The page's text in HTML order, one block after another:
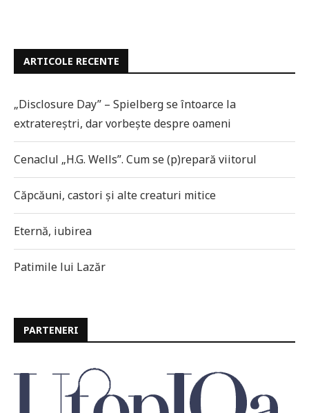
ARTICOLE RECENTE
„Disclosure Day” – Spielberg se întoarce la
extratereștri, dar vorbește despre oameni
Cenaclul „H.G. Wells”. Cum se (p)repară viitorul
Căpcăuni, castori și alte creaturi mitice
Eternă, iubirea
Patimile lui Lazăr
PARTENERI